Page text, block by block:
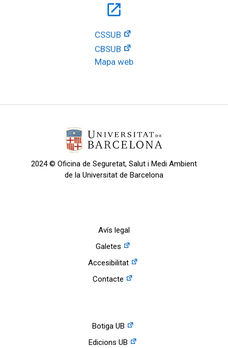
open_in_new
CSSUB
CBSUB
Mapa web
2024 © Oficina de Seguretat, Salut i Medi Ambient
de la Universitat de Barcelona
Avís legal
Galetes
Accesibilitat
Contacte
Botiga UB
Edicions UB